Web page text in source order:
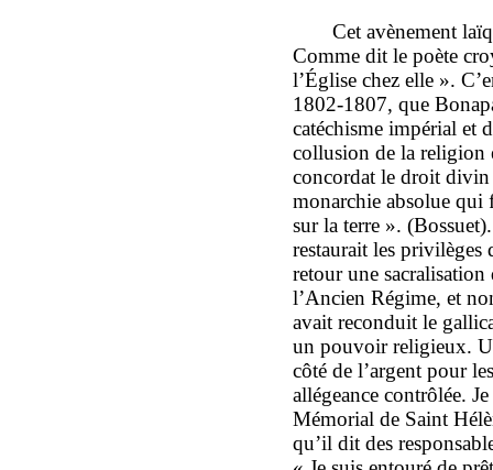
Cet avènement
Comme dit le poète
l’Église chez elle ».
1802-1807, que
catéchisme impérial et
collusion de la
concordat le droit divin
monarchie absolue
sur la terre ».
restaurait les
retour une
l’Ancien Régime, et
avait reconduit le
un pouvoir religieux.
côté de l’argent pour
allégeance contrôlée.
Mémorial de Saint
qu’il dit des